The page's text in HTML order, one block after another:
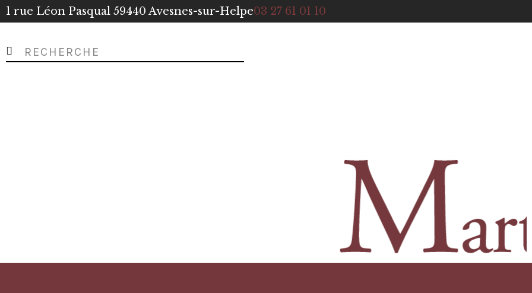
1 rue Léon Pasqual 59440 Avesnes-sur-Helpe03 27 61 01 10